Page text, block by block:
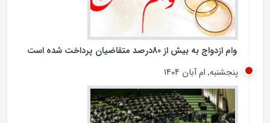
وام ازدواج به بیش از 80درصد متقاضیان پرداخت شده است